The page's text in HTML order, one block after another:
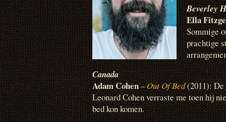
Beverley
Ella
Sommige
prachtige
Canada
Adam Cohen–Out Of Bed(2011): De
Leonard Cohen verraste me toen hij
bed kon komen.